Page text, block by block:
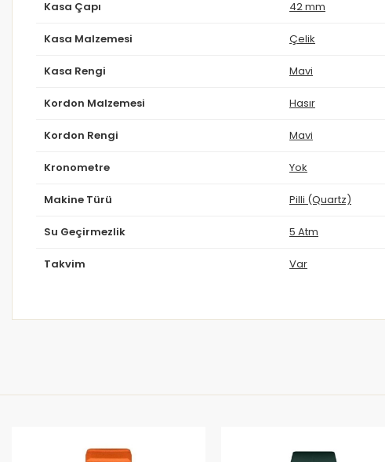
Kasa Çapı 42 mm
Kasa Malzemesi Çelik
Kasa Rengi Mavi
Kordon Malzemesi Hasır
Kordon Rengi Mavi
Kronometre Yok
Makine Türü Pilli (Quartz)
Su Geçirmezlik 5 Atm
Takvim Var